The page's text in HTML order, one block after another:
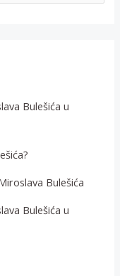
Bulešića u
Bulešića
Bulešića u